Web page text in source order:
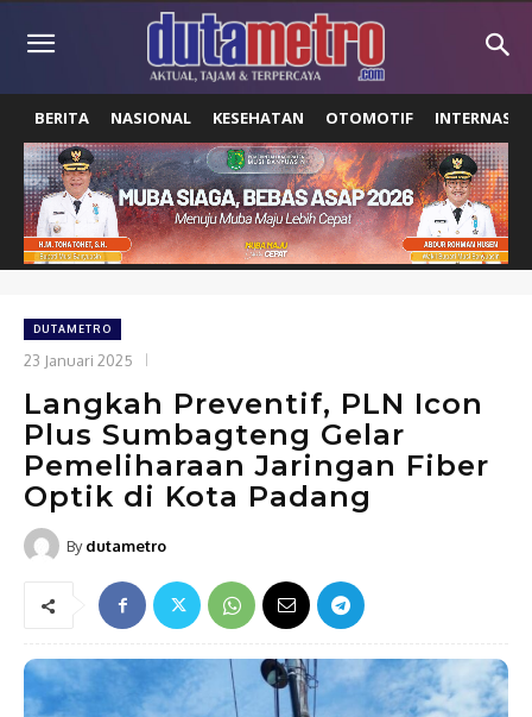
BERITA NASIONAL KESEHATAN OTOMOTIF
DUTAMETRO
23 Januari 2025
Langkah Preventif, PLN Icon
Plus Sumbagteng Gelar
Pemeliharaan Jaringan Fiber
Optik di Kota Padang
By dutametro